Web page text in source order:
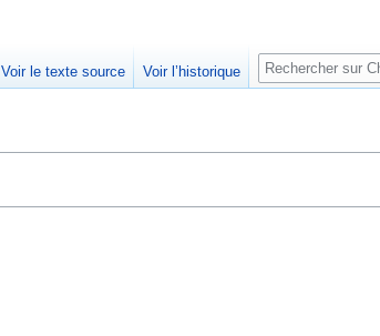
Voir le texte source Voir l’historique
Rechercher